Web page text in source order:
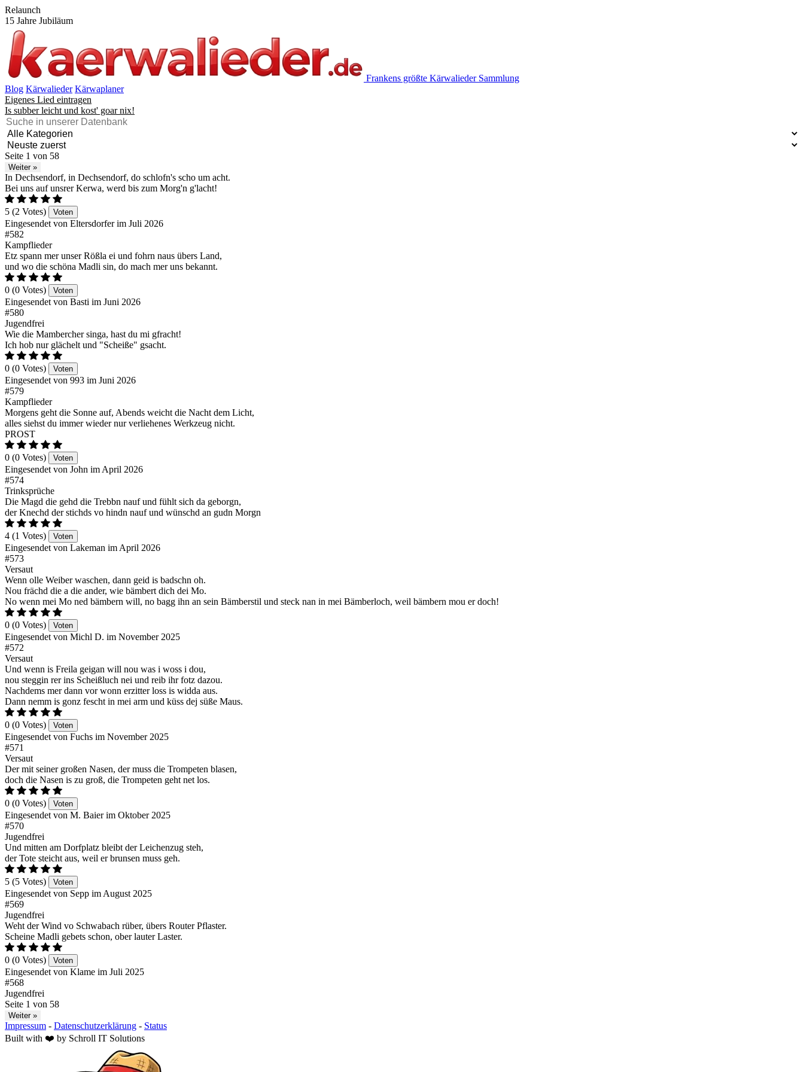
Relaunch
15 Jahre Jubiläum
Frankens größte Kärwalieder Sammlung
Blog Kärwalieder Kärwaplaner
Eigenes Lied eintragen
Is subber leicht und kost' goar nix!
Seite 1 von 58
Weiter »
In Dechsendorf, in Dechsendorf, do schlofn's scho um acht.
Bei uns auf unsrer Kerwa, werd bis zum Morg'n g'lacht!
5 (2 Votes) Voten
Eingesendet von Eltersdorfer im Juli 2026
#582
Kampflieder
Etz spann mer unser Rößla ei und fohrn naus übers Land,
und wo die schöna Madli sin, do mach mer uns bekannt.
0 (0 Votes) Voten
Eingesendet von Basti im Juni 2026
#580
Jugendfrei
Wie die Mambercher singa, hast du mi gfracht!
Ich hob nur glächelt und "Scheiße" gsacht.
0 (0 Votes) Voten
Eingesendet von 993 im Juni 2026
#579
Kampflieder
Morgens geht die Sonne auf, Abends weicht die Nacht dem Licht,
alles siehst du immer wieder nur verliehenes Werkzeug nicht.
PROST
0 (0 Votes) Voten
Eingesendet von John im April 2026
#574
Trinksprüche
Die Magd die gehd die Trebbn nauf und fühlt sich da geborgn,
der Knechd der stichds vo hindn nauf und wünschd an gudn Morgn
4 (1 Votes) Voten
Eingesendet von Lakeman im April 2026
#573
Versaut
Wenn olle Weiber waschen, dann geid is badschn oh.
Nou frächd die a die ander, wie bämbert dich dei Mo.
No wenn mei Mo ned bämbern will, no bagg ihn an sein Bämberstil und steck nan in mei Bämberloch, weil bämbern mou er doch!
0 (0 Votes) Voten
Eingesendet von Michl D. im November 2025
#572
Versaut
Und wenn is Freila geigan will nou was i woss i dou,
nou steggin rer ins Scheißluch nei und reib ihr fotz dazou.
Nachdems mer dann vor wonn erzitter loss is widda aus.
Dann nemm is gonz fescht in mei arm und küss dej süße Maus.
0 (0 Votes) Voten
Eingesendet von Fuchs im November 2025
#571
Versaut
Der mit seiner großen Nasen, der muss die Trompeten blasen,
doch die Nasen is zu groß, die Trompeten geht net los.
0 (0 Votes) Voten
Eingesendet von M. Baier im Oktober 2025
#570
Jugendfrei
Und mitten am Dorfplatz bleibt der Leichenzug steh,
der Tote steicht aus, weil er brunsen muss geh.
5 (5 Votes) Voten
Eingesendet von Sepp im August 2025
#569
Jugendfrei
Weht der Wind vo Schwabach rüber, übers Router Pflaster.
Scheine Madli gebets schon, ober lauter Laster.
0 (0 Votes) Voten
Eingesendet von Klame im Juli 2025
#568
Jugendfrei
Seite 1 von 58
Weiter »
Impressum - Datenschutzerklärung - Status
Built with ❤️ by Schroll IT Solutions